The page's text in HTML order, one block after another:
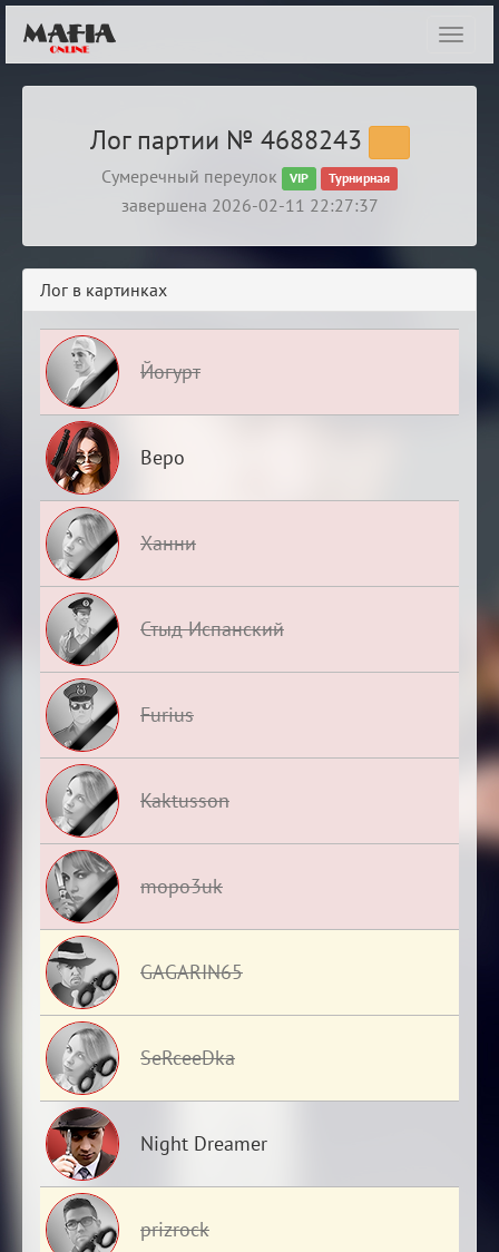
Лог партии № 4688243
Сумеречный переулок VIP Турнирная
завершена 2026-02-11 22:27:37
Лог в картинках
Йогурт
Веро
Ханни
Стыд Испанский
Furius
Kaktusson
mopo3uk
GAGARIN65
SeRceeDka
Night Dreamer
prizrock